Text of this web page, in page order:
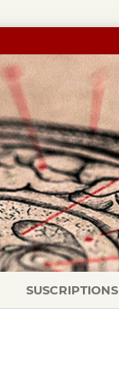
SUSCRIPTIONS